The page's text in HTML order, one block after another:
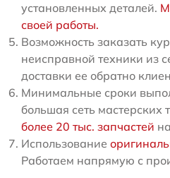
установленных деталей.
своей работы.
Возможность заказать
неисправной техники из
доставки ее обратно
Минимальные сроки
большая сеть
более 20 тыс. запчастей
Использование
Работаем напрямую с